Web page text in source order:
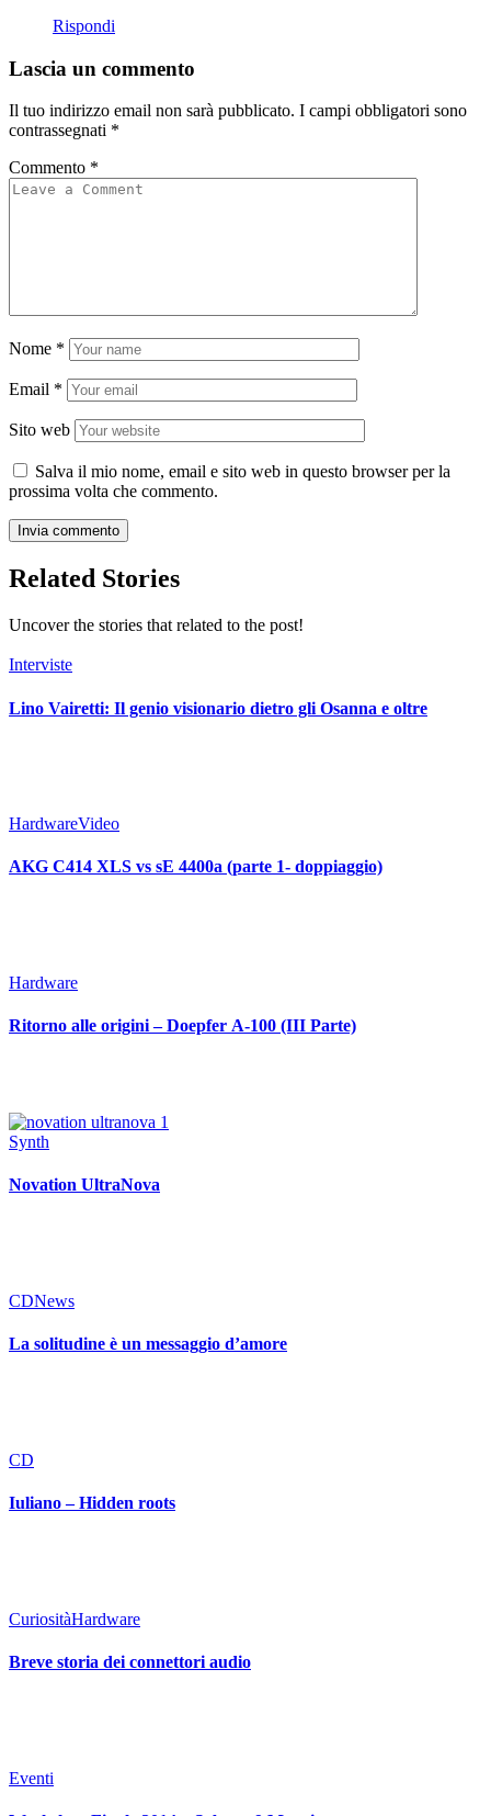
Rispondi
Lascia un commento
Il tuo indirizzo email non sarà pubblicato. I campi obbligatori sono
contrassegnati *
Commento *
Nome *
Email *
Sito web
Salva il mio nome, email e sito web in questo browser per la
prossima volta che commento.
Related Stories
Uncover the stories that related to the post!
Interviste
Lino Vairetti: Il genio visionario dietro gli Osanna e oltre
HardwareVideo
AKG C414 XLS vs sE 4400a (parte 1- doppiaggio)
Hardware
Ritorno alle origini – Doepfer A-100 (III Parte)
Synth
Novation UltraNova
CDNews
La solitudine è un messaggio d’amore
CD
Iuliano – Hidden roots
CuriositàHardware
Breve storia dei connettori audio
Eventi